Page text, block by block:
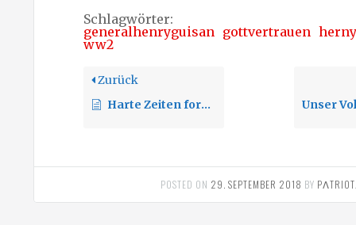
Schlagwörter:
generalhenryguisan gottvertrauen
ww2
Zurück
Harte Zeiten formen starke Männer.
POSTED ON 29. SEPTEMBER 2018 BY PΛTRIOT